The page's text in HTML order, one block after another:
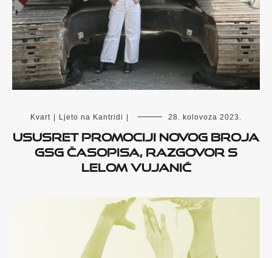
Kvart | Ljeto na Kantridi | 28. kolovoza 2023.
Ususret promociji novog broja
GSG časopisa, razgovor s
Lelom Vujanić